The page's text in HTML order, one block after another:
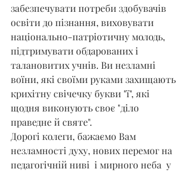
забезпечувати потреби здобувачів
освіти до пізнання, виховувати
національно-патріотичну молодь,
підтримувати обдарованих і
талановитих учнів. Ви незламні
воїни, які своїми руками захищають
крихітну свічечку букви "ї", які
щодня виконують своє "діло
праведне й святе".
Дорогі колеги, бажаємо Вам
незламності духу, нових перемог на
педагогічній ниві  і мирного неба  у